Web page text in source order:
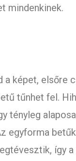
mindenkinek.
a képet, elsőre
tűnhet fel.
tényleg
egyforma
így